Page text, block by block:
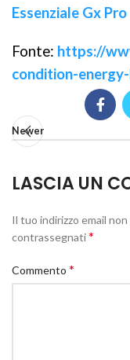
Essenziale Gx Pro
Fonte: https://
condition-
Newer
LASCIA UN
Il tuo indirizzo email
contrassegnati*
Commento *